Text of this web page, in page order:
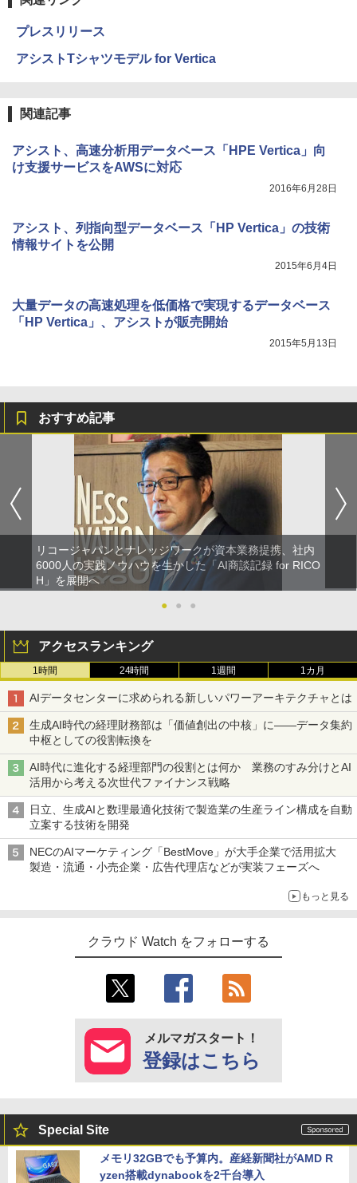
プレスリリース
アシストTシャツモデル for Vertica
関連記事
アシスト、高速分析用データベース「HPE Vertica」向
け支援サービスをAWSに対応
2016年6月28日
アシスト、列指向型データベース「HP Vertica」の技術
情報サイトを公開
2015年6月4日
大量データの高速処理を低価格で実現するデータベース
「HP Vertica」、アシストが販売開始
2015年5月13日
おすすめ記事
リコージャパンとナレッジワークが資本業務提携、社内
6000人の実践ノウハウを生かした「AI商談記録 for RICO
H」を展開へ
●
● ●
アクセスランキング
1時間 24時間 1週間 1カ月
AIデータセンターに求められる新しいパワーアーキテクチャとは
生成AI時代の経理財務部は「価値創出の中核」に――データ集約
中枢としての役割転換を
AI時代に進化する経理部門の役割とは何か 業務のすみ分けとAI
活用から考える次世代ファイナンス戦略
日立、生成AIと数理最適化技術で製造業の生産ライン構成を自動
立案する技術を開発
NECのAIマーケティング「BestMove」が大手企業で活用拡大
製造・流通・小売企業・広告代理店などが実装フェーズへ
もっと見る
クラウド Watch をフォローする
メルマガスタート！
登録はこちら
Special Site
メモリ32GBでも予算内。産経新聞社がAMD R
yzen搭載dynabookを2千台導入